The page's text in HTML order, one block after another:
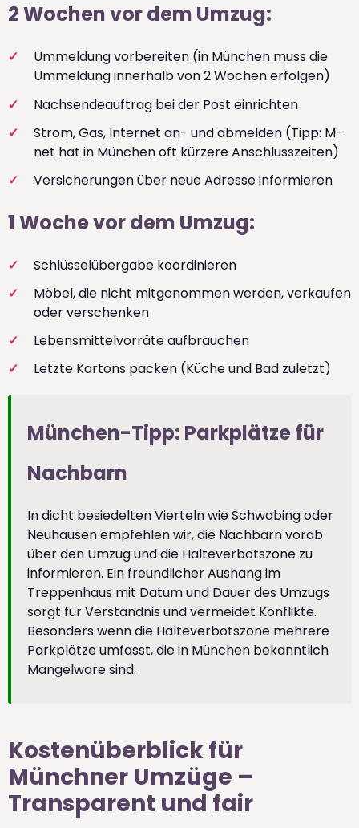
2 Wochen vor dem Umzug:
Ummeldung vorbereiten (in München muss die
Ummeldung innerhalb von 2 Wochen erfolgen)
Nachsendeauftrag bei der Post einrichten
Strom, Gas, Internet an- und abmelden (Tipp: M-
net hat in München oft kürzere Anschlusszeiten)
Versicherungen über neue Adresse informieren
1 Woche vor dem Umzug:
Schlüsselübergabe koordinieren
Möbel, die nicht mitgenommen werden, verkaufen
oder verschenken
Lebensmittelvorräte aufbrauchen
Letzte Kartons packen (Küche und Bad zuletzt)
München-Tipp: Parkplätze für
Nachbarn
In dicht besiedelten Vierteln wie Schwabing oder
Neuhausen empfehlen wir, die Nachbarn vorab
über den Umzug und die Halteverbotszone zu
informieren. Ein freundlicher Aushang im
Treppenhaus mit Datum und Dauer des Umzugs
sorgt für Verständnis und vermeidet Konflikte.
Besonders wenn die Halteverbotszone mehrere
Parkplätze umfasst, die in München bekanntlich
Mangelware sind.
Kostenüberblick für
Münchner Umzüge –
Transparent und fair